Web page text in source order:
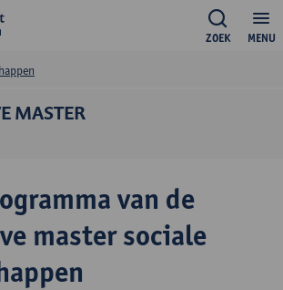
MENU
ZOEK
MASTER
van de
master sociale